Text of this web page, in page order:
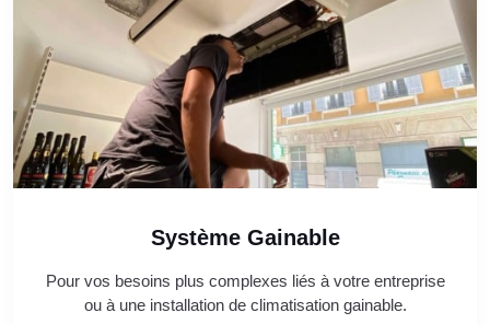
Système Gainable
Pour vos besoins plus complexes liés à votre entreprise
ou à une installation de climatisation gainable.